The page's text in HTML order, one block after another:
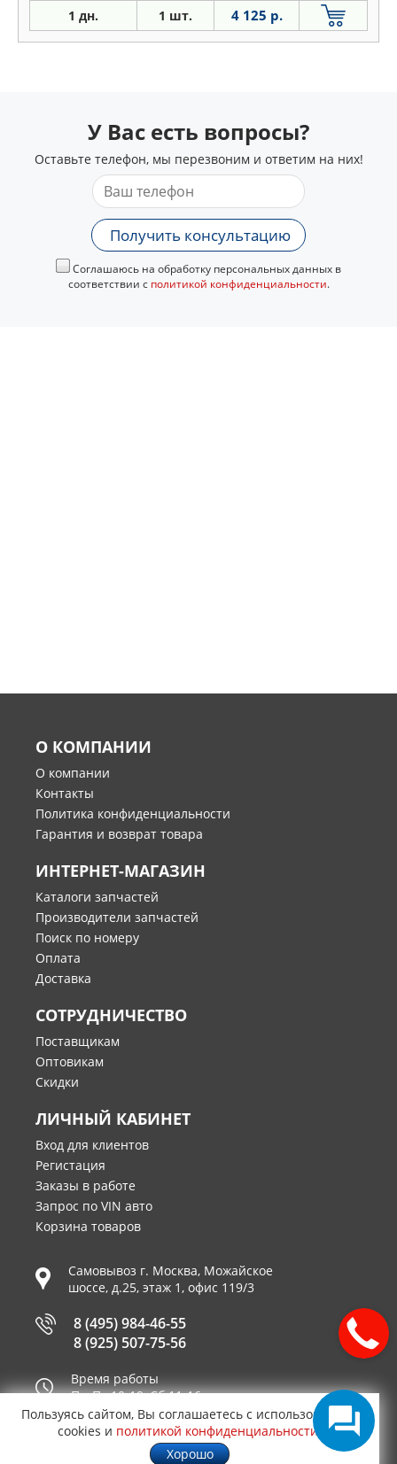
1 дн. 1 шт. 4 125 р.
У Вас есть вопросы?
Оставьте телефон, мы перезвоним и ответим на них!
Получить консультацию
Соглашаюсь на обработку персональных данных в
соответствии с политикой конфиденциальности.
О КОМПАНИИ
О компании
Контакты
Политика конфиденциальности
Гарантия и возврат товара
ИНТЕРНЕТ-МАГАЗИН
Каталоги запчастей
Производители запчастей
Поиск по номеру
Оплата
Доставка
СОТРУДНИЧЕСТВО
Поставщикам
Оптовикам
Скидки
ЛИЧНЫЙ КАБИНЕТ
Вход для клиентов
Регистация
Заказы в работе
Запрос по VIN авто
Корзина товаров
Самовывоз г. Москва, Можайское
шоссе, д.25, этаж 1, офис 119/3
8 (495) 984-46-55
8 (925) 507-75-56
Время работы
Пн-Пт 10-19, Сб 11-16
Принимаем к оплате
Пользуясь сайтом, Вы соглашаетесь с использованием
cookies и политикой конфиденциальности
Хорошо